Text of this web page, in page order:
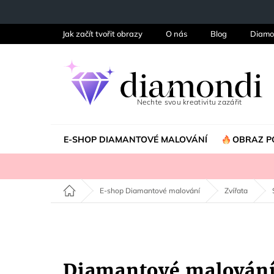
Jak začít tvořit obrazy O nás Blog
E-SHOP DIAMANTOVÉ MALOVÁNÍ OBRAZ
Domů E-shop Diamantové malování Zvířata